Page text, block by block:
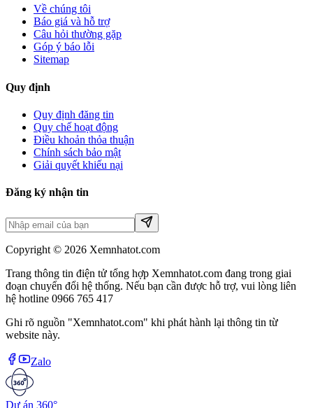
Về chúng tôi
Báo giá và hỗ trợ
Câu hỏi thường gặp
Góp ý báo lỗi
Sitemap
Quy định
Quy định đăng tin
Quy chế hoạt động
Điều khoản thỏa thuận
Chính sách bảo mật
Giải quyết khiếu nại
Đăng ký nhận tin
Copyright © 2026 Xemnhatot.com
Trang thông tin điện tử tổng hợp Xemnhatot.com đang trong giai
đoạn chuyển đổi hệ thống. Nếu bạn cần được hỗ trợ, vui lòng liên
hệ hotline 0966 765 417
Ghi rõ nguồn "Xemnhatot.com" khi phát hành lại thông tin từ
website này.
Zalo
Dự án 360°